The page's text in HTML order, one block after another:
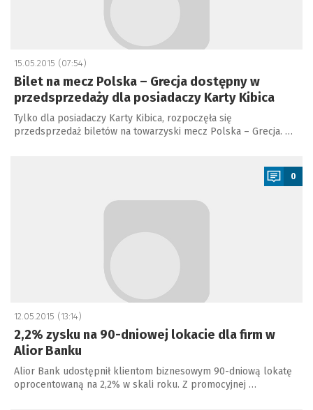
15.05.2015 (07:54)
Bilet na mecz Polska – Grecja dostępny w
przedsprzedaży dla posiadaczy Karty Kibica
Tylko dla posiadaczy Karty Kibica, rozpoczęła się
przedsprzedaż biletów na towarzyski mecz Polska – Grecja. …
0
12.05.2015 (13:14)
2,2% zysku na 90-dniowej lokacie dla firm w
Alior Banku
Alior Bank udostępnił klientom biznesowym 90-dniową lokatę
oprocentowaną na 2,2% w skali roku. Z promocyjnej …